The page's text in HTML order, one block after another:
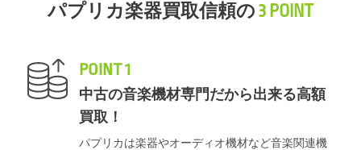
パプリカ楽器買取信頼の 3 POINT
POINT 1
中古の音楽機材専門だから出来る高額
買取！
パプリカは楽器やオーディオ機材など音楽関連機